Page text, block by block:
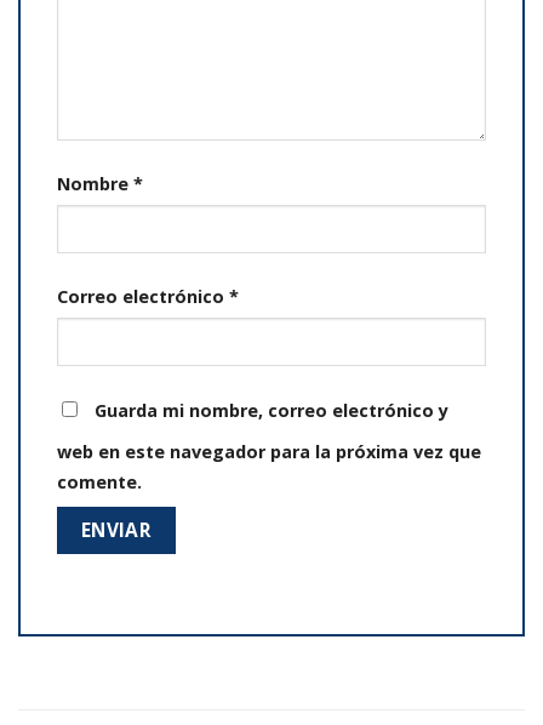
Nombre *
Correo electrónico *
Guarda mi nombre, correo electrónico y
web en este navegador para la próxima vez que
comente.